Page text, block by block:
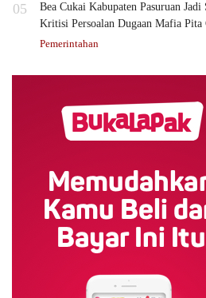
05
Bea Cukai Kabupaten Pasuruan
Kritisi Persoalan Dugaan Mafia Pita
Pemerintahan